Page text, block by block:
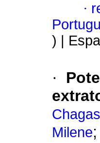
·
) |
·
Milene;